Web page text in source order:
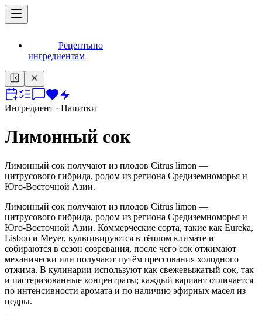
Рецептыпо
ингредиентам
Ингредиент · Напитки
Лимонный сок
Лимонный сок получают из плодов Citrus limon —
цитрусового гибрида, родом из региона Средиземноморья и
Юго-Восточной Азии.
Лимонный сок получают из плодов Citrus limon —
цитрусового гибрида, родом из региона Средиземноморья и
Юго-Восточной Азии. Коммерческие сорта, такие как Eureka,
Lisbon и Meyer, культивируются в тёплом климате и
собираются в сезон созревания, после чего сок отжимают
механически или получают путём прессования холодного
отжима. В кулинарии используют как свежевыжатый сок, так
и пастеризованные концентраты; каждый вариант отличается
по интенсивности аромата и по наличию эфирных масел из
цедры.